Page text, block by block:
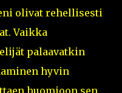
olivat rehellisesti
Vaikka
palaavatkin
hyvin
huomioon sen,